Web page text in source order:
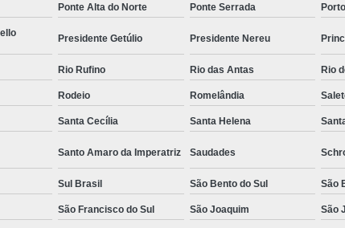
Ponte Alta do Norte Ponte Serrada
Presidente Getúlio Presidente Nereu
Rio Rufino Rio das Antas Rio
Rodeio Romelândia
Santa Cecília Santa Helena
Santo Amaro da Imperatriz Saudades
Sul Brasil São Bento do Sul São
São Francisco do Sul São Joaquim São